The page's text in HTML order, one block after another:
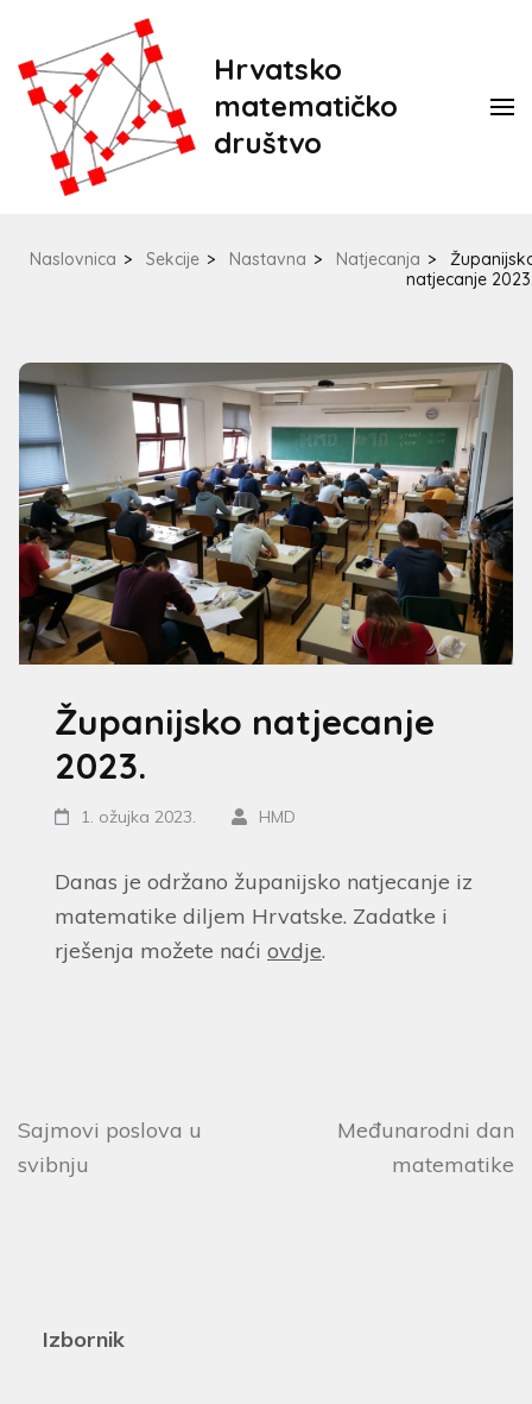
Hrvatsko
matematičko
društvo
Naslovnica > Sekcije > Nastavna > Natjecanja >
natjecanje
Županijsko natjecanje
2023.
1. ožujka 2023. HMD
Danas je održano županijsko natjecanje iz
matematike diljem Hrvatske. Zadatke i
rješenja možete naći ovdje.
Sajmovi poslova u
svibnju
Međunarodni dan
matematike
Izbornik